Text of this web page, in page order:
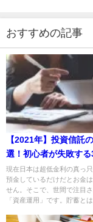
おすすめの記事
【2021年】投資信託
選！初心者が失敗する
ントも紹介
現在日本は超低金利の真っ
預金しているだけだとお金
せん。そこで、世間で注目
「資産運用」です。貯蓄とは